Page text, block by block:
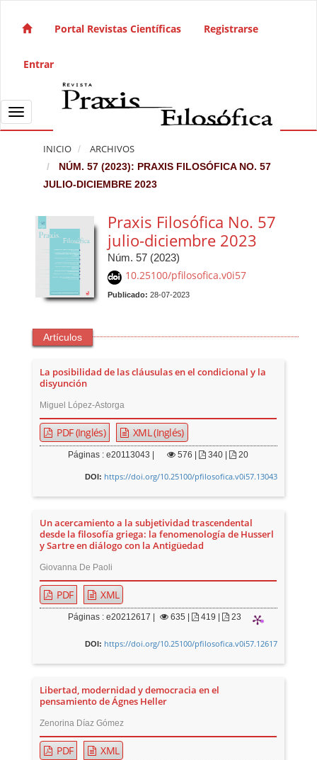
Navegación principal
Barra lateral
Portal Revistas Científicas Registrarse
Entrar
Toggle navigation
INICIO ARCHIVOS
NÚM. 57 (2023): PRAXIS FILOSÓFICA NO. 57
JULIO-DICIEMBRE 2023
Praxis Filosófica No. 57
julio-diciembre 2023
Núm. 57 (2023)
10.25100/pfilosofica.v0i57
Publicado: 28-07-2023
Artículos
La posibilidad de las cláusulas en el condicional y la
disyunción
Miguel López-Astorga
PDF (Inglés) XML (Inglés)
Páginas : e20113043 | 576 | 340 | 20
DOI: https://doi.org/10.25100/pfilosofica.v0i57.13043
Un acercamiento a la subjetividad trascendental
desde la filosofía griega: la fenomenología de Husserl
y Sartre en diálogo con la Antigüedad
Giovanna De Paoli
PDF XML
Páginas : e20212617 | 635 | 419 | 23
DOI: https://doi.org/10.25100/pfilosofica.v0i57.12617
Libertad, modernidad y democracia en el
pensamiento de Ágnes Heller
Zenorina Díaz Gómez
PDF XML